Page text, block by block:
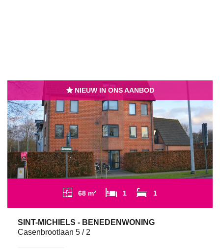
NIEUW IN ONS AANBOD
68 m² 1 1
SINT-MICHIELS - BENEDENWONING
Casenbrootlaan 5 / 2